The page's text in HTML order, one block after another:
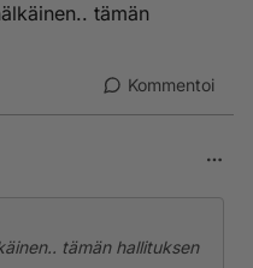
tämän
Kommentoi
tämän hallituksen